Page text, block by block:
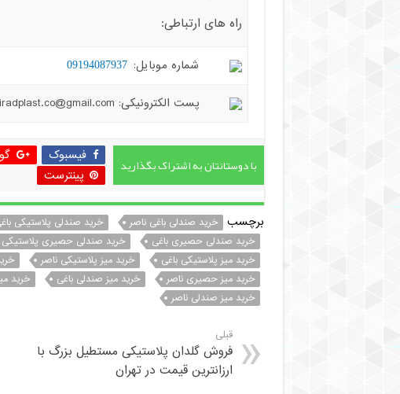
راه های ارتباطی:
شماره موبایل: 09194087937
پست الکترونیکی: hiradplast.co@gmail.com
با دوستانتان به اشتراک بگذارید فیسبوک
پینترست
برچسب خرید صندلی باغی ناصر خرید صندلی پلاستیکی
خرید صندلی حصیری باغی
خرید صندلی حصیری پلاستیکی
خرید میز پلاستیکی باغی
خرید میز پلاستیکی ناصر
خرید میز حصیری ناصر
خرید میز صندلی باغی خرید
خرید میز صندلی ناصر
قبلی
فروش گلدان پلاستیکی مستطیل بزرگ با
ارزانترین قیمت در تهران